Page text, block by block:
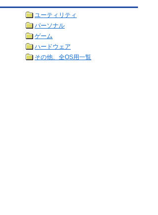
ユーティリティ
パーソナル
ゲーム
ハードウェア
その他、全OS用一覧